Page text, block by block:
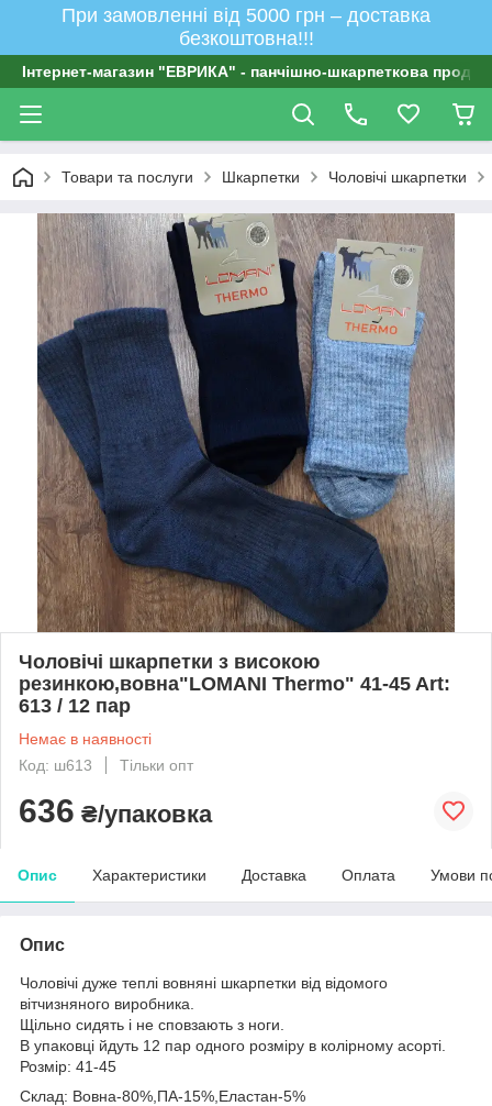
При замовленні від 5000 грн – доставка
безкоштовна!!!
Інтернет-магазин "ЕВРИКА" - панчішно-шкарпеткова
Товари та послуги Шкарпетки Чоловічі шкарпетки
Чоловічі шкарпетки з високою
резинкою,вовна"LOMANI Thermo" 41-45 Art:
613 / 12 пар
Немає в наявності
Код: ш613
Тільки опт
636 ₴/упаковка
Опис Характеристики Доставка Оплата Умови
Опис
Чоловічі дуже теплі вовняні шкарпетки від відомого
вітчизняного виробника.
Щільно сидять і не сповзають з ноги.
В упаковці йдуть 12 пар одного розміру в колірному асорті.
Розмір: 41-45
Склад: Вовна-80%,ПА-15%,Еластан-5%